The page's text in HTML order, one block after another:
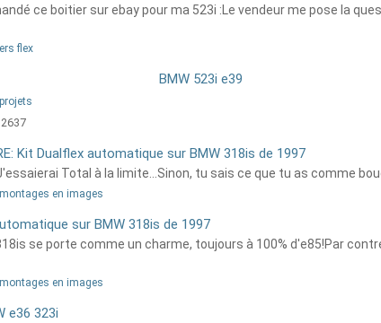
ce boitier sur ebay pour ma 523i :Le vendeur me pose la
flex
BMW 523i e39
Kit Dualflex automatique sur BMW 318is de 1997
Total à la limite...Sinon, tu sais ce que tu as comme
en images
sur BMW 318is de 1997
se porte comme un charme, toujours à 100% d'e85!Par
en images
e36 323i